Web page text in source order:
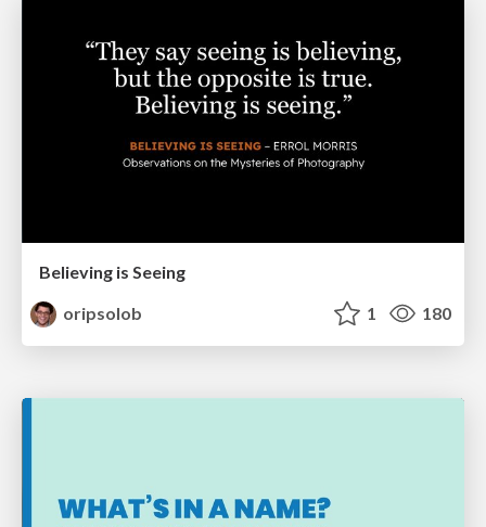
Believing is Seeing
oripsolob
1 180